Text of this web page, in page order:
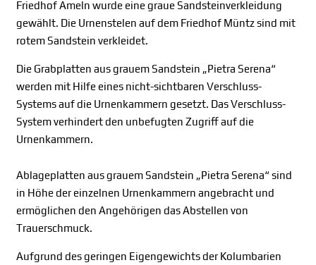
Friedhof Ameln wurde eine graue Sandsteinverkleidung
gewählt. Die Urnenstelen auf dem Friedhof Müntz sind mit
rotem Sandstein verkleidet.
Die Grabplatten aus grauem Sandstein „Pietra Serena“
werden mit Hilfe eines nicht-sichtbaren Verschluss-
Systems auf die Urnenkammern gesetzt. Das Verschluss-
System verhindert den unbefugten Zugriff auf die
Urnenkammern.
Ablageplatten aus grauem Sandstein „Pietra Serena“ sind
in Höhe der einzelnen Urnenkammern angebracht und
ermöglichen den Angehörigen das Abstellen von
Trauerschmuck.
Aufgrund des geringen Eigengewichts der Kolumbarien